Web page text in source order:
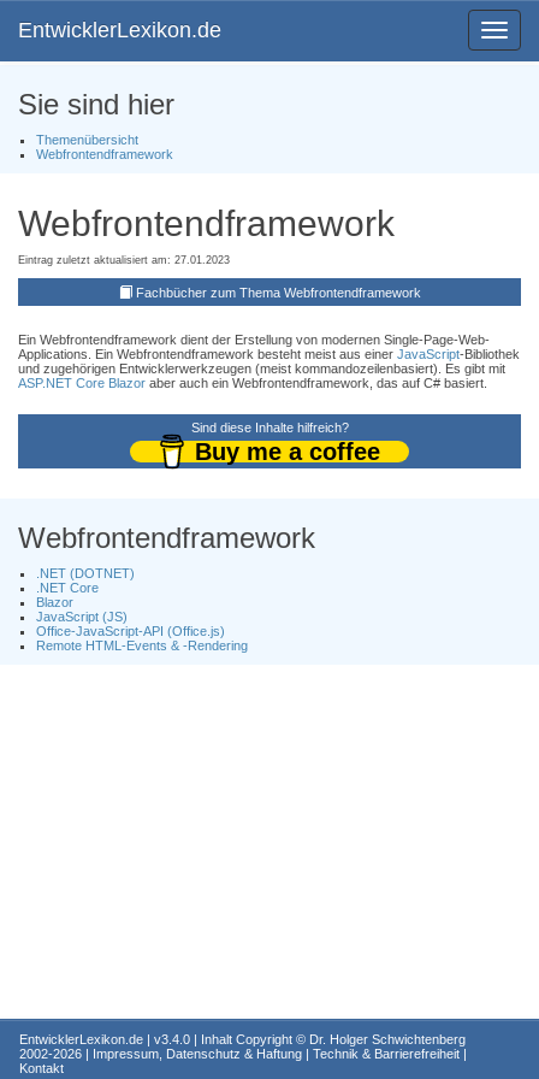
Toggle
EntwicklerLexikon.de
Sie sind hier
Themenübersicht
Webfrontendframework
Webfrontendframework
Eintrag zuletzt aktualisiert am: 27.01.2023
Fachbücher zum Thema Webfrontendframework
Ein Webfrontendframework dient der Erstellung von modernen Single-Page-Web-
Applications. Ein Webfrontendframework besteht meist aus einer JavaScript-Bibliothek
und zugehörigen Entwicklerwerkzeugen (meist kommandozeilenbasiert). Es gibt mit
ASP.NET Core Blazor aber auch ein Webfrontendframework, das auf C# basiert.
Sind diese Inhalte hilfreich?
Buy me a coffee
Webfrontendframework
.NET (DOTNET)
.NET Core
Blazor
JavaScript (JS)
Office-JavaScript-API (Office.js)
Remote HTML-Events & -Rendering
EntwicklerLexikon.de | v3.4.0 | Inhalt Copyright © Dr. Holger Schwichtenberg
2002-2026 | Impressum, Datenschutz & Haftung | Technik & Barrierefreiheit |
Kontakt